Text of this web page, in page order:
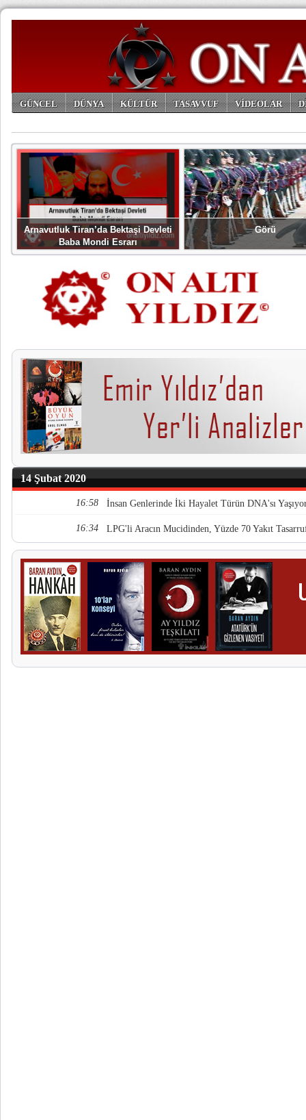
GÜNCEL DÜNYA KÜLTÜR TASAVVUF VİDEOLAR
Arnavutluk Tiran’da Bektaşi Devleti
Baba Mondi Esrarı
Görü
14 Şubat 2020
16:58 İnsan Genlerinde İki Hayalet Türün DNA'sı
16:34 LPG'li Aracın Mucidinden, Yüzde 70 Yakıt